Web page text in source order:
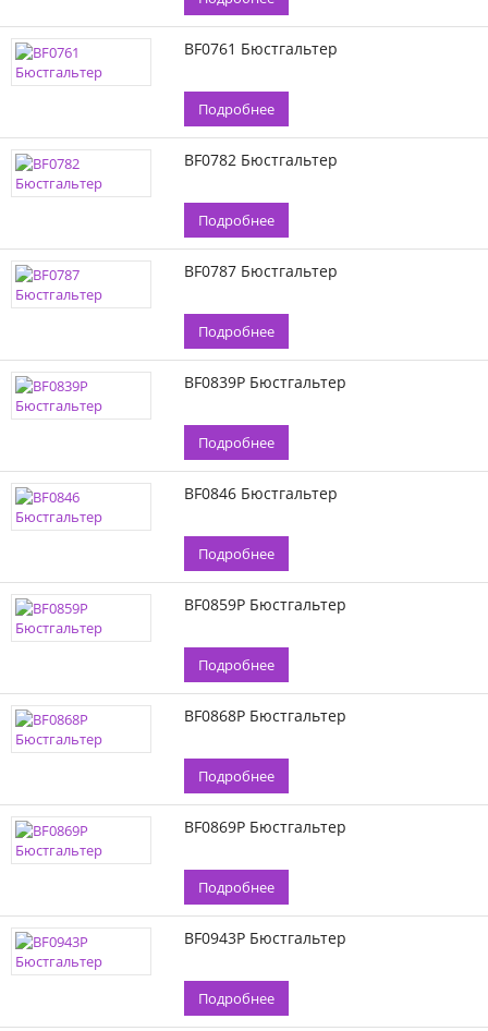
BF0761 Бюстгальтер
Подробнее
BF0782 Бюстгальтер
Подробнее
BF0787 Бюстгальтер
Подробнее
BF0839P Бюстгальтер
Подробнее
BF0846 Бюстгальтер
Подробнее
BF0859P Бюстгальтер
Подробнее
BF0868P Бюстгальтер
Подробнее
BF0869P Бюстгальтер
Подробнее
BF0943P Бюстгальтер
Подробнее